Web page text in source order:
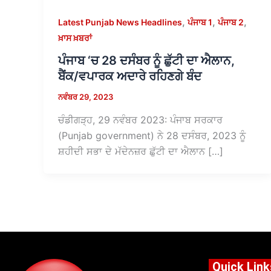
Latest Punjab News Headlines,ਪੰਜਾਬ 1,ਪੰਜਾਬ 2,
ਖ਼ਾਸ ਖ਼ਬਰਾਂ
ਪੰਜਾਬ ‘ਚ 28 ਦਸੰਬਰ ਨੂੰ ਛੁੱਟੀ ਦਾ ਐਲਾਨ,
ਬੈਂਕ/ਵਪਾਰਕ ਅਦਾਰੇ ਰਹਿਣਗੇ ਬੰਦ
ਨਵੰਬਰ 29, 2023
ਚੰਡੀਗੜ੍ਹ, 29 ਨਵੰਬਰ 2023: ਪੰਜਾਬ ਸਰਕਾਰ
(Punjab government) ਨੇ 28 ਦਸੰਬਰ, 2023 ਨੂੰ
ਸ਼ਹੀਦੀ ਸਭਾ ਦੇ ਮੱਦੇਨਜ਼ਰ ਛੁੱਟੀ ਦਾ ਐਲਾਨ […]
Quick